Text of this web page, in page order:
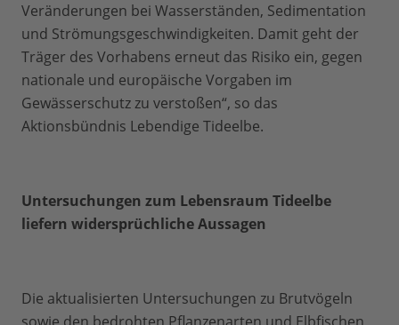
Veränderungen bei Wasserständen, Sedimentation
und Strömungsgeschwindigkeiten. Damit geht der
Träger des Vorhabens erneut das Risiko ein, gegen
nationale und europäische Vorgaben im
Gewässerschutz zu verstoßen“, so das
Aktionsbündnis Lebendige Tideelbe.
Untersuchungen zum Lebensraum Tideelbe
liefern widersprüchliche Aussagen
Die aktualisierten Untersuchungen zu Brutvögeln